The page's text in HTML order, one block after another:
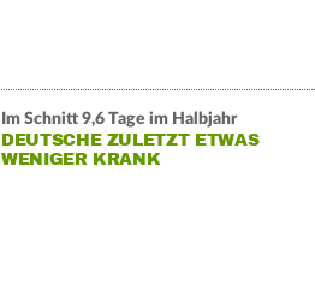
Im Schnitt 9,6 Tage im Halbjahr
DEUTSCHE ZULETZT ETWAS
WENIGER KRANK